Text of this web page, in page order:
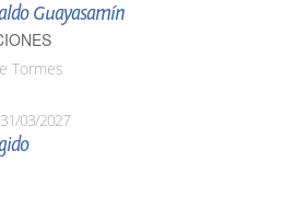
Guayasamín
Tormes
31/03/2027